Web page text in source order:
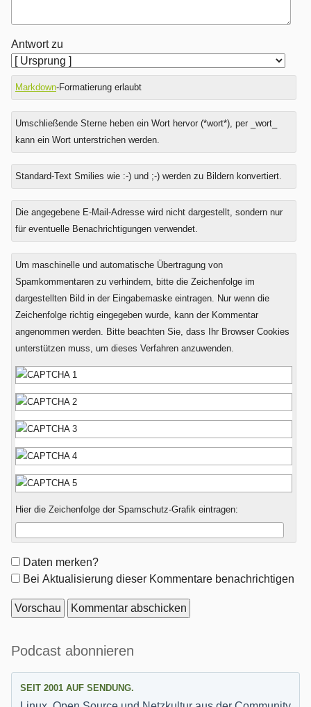
Antwort zu
Markdown-Formatierung erlaubt
Umschließende Sterne heben ein Wort hervor (*wort*), per _wort_
kann ein Wort unterstrichen werden.
Standard-Text Smilies wie :-) und ;-) werden zu Bildern konvertiert.
Was
ist
Sieben
minus
Die angegebene E-Mail-Adresse wird nicht dargestellt, sondern nur
für eventuelle Benachrichtigungen verwendet.
Um maschinelle und automatische Übertragung von
Spamkommentaren zu verhindern, bitte die Zeichenfolge im
dargestellten Bild in der Eingabemaske eintragen. Nur wenn die
Zeichenfolge richtig eingegeben wurde, kann der Kommentar
angenommen werden. Bitte beachten Sie, dass Ihr Browser Cookies
unterstützen muss, um dieses Verfahren anzuwenden.
Hier die Zeichenfolge der Spamschutz-Grafik eintragen:
Formular-
Optionen
Daten merken?
Bei Aktualisierung dieser Kommentare benachrichtigen
Seitenleiste
Podcast abonnieren
SEIT 2001 AUF SENDUNG.